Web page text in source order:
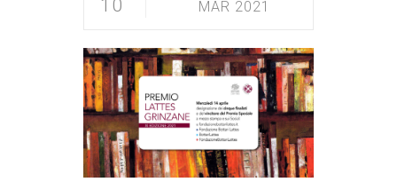
10 MAR 2021